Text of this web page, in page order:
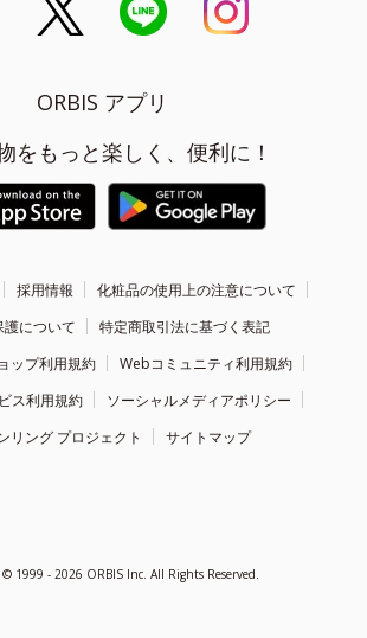
ORBIS アプリ
をもっと楽しく、便利に！
採用情報
化粧品の使用上の注意について
について
特定商取引法に基づく表記
ップ利用規約
Webコミュニティ利用規約
ス利用規約
ソーシャルメディアポリシー
リング プロジェクト
サイトマップ
© 1999 - 2026 ORBIS Inc. All Rights Reserved.